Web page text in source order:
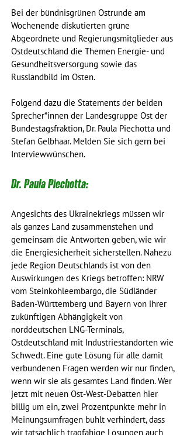
Bei der bündnisgrünen Ostrunde am
Wochenende diskutierten grüne
Abgeordnete und Regierungsmitglieder aus
Ostdeutschland die Themen Energie- und
Gesundheitsversorgung sowie das
Russlandbild im Osten.
Folgend dazu die Statements der beiden
Sprecher*innen der Landesgruppe Ost der
Bundestagsfraktion, Dr. Paula Piechotta und
Stefan Gelbhaar. Melden Sie sich gern bei
Interviewwünschen.
Dr. Paula Piechotta:
Angesichts des Ukrainekriegs müssen wir
als ganzes Land zusammenstehen und
gemeinsam die Antworten geben, wie wir
die Energiesicherheit sicherstellen. Nahezu
jede Region Deutschlands ist von den
Auswirkungen des Kriegs betroffen: NRW
vom Steinkohleembargo, die Südländer
Baden-Württemberg und Bayern von ihrer
zukünftigen Abhängigkeit von
norddeutschen LNG-Terminals,
Ostdeutschland mit Industriestandorten wie
Schwedt. Eine gute Lösung für alle damit
verbundenen Fragen werden wir nur finden,
wenn wir sie als gesamtes Land finden. Wer
jetzt mit neuen Ost-West-Debatten hier
billig um ein, zwei Prozentpunkte mehr in
Meinungsumfragen buhlt verhindert, dass
wir tatsächlich tragfähige Lösungen auch